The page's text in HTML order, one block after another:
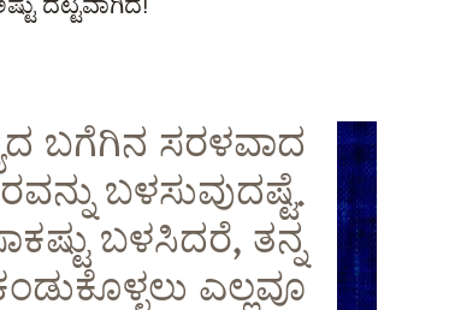
ಬಗೆಗಿನ ಸರಳವಾದ
ಬಳಸುವುದಷ್ಟೆ.
ಬಳಸಿದರೆ, ತನ್ನ
ಎಲ್ಲವೂ